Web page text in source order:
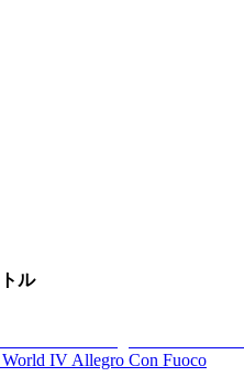
ル
IV Allegro Con Fuoco